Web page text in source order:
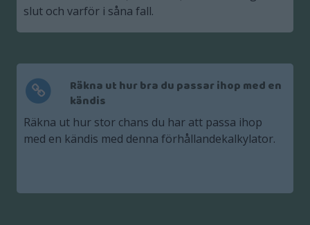
slut och varför i såna fall.
Räkna ut hur bra du passar ihop med en
kändis
Räkna ut hur stor chans du har att passa ihop
med en kändis med denna förhållandekalkylator.